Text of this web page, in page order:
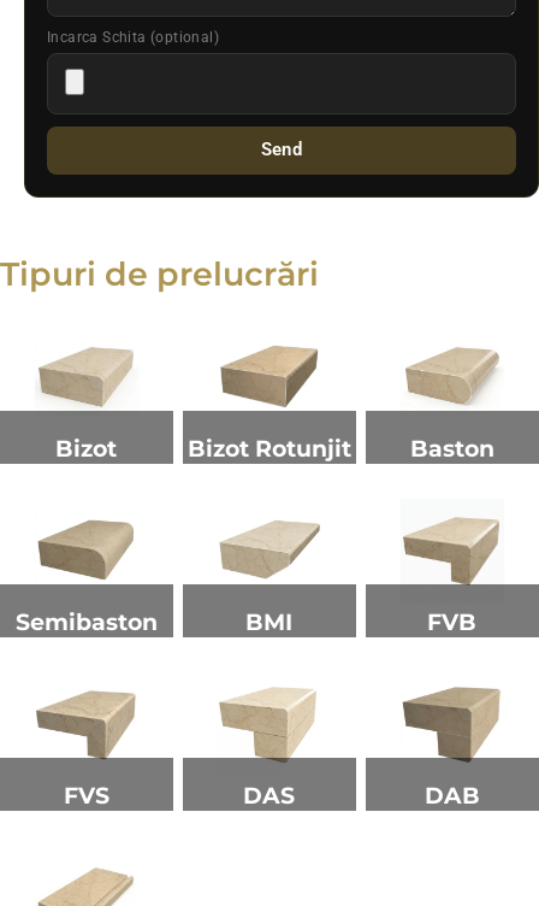
Incarca Schita (optional)
Send
Tipuri de prelucrări
Bizot Bizot Rotunjit Baston
Semibaston BMI FVB
FVS DAS DAB